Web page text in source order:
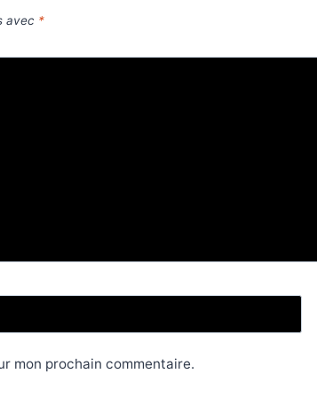
avec *
mon prochain commentaire.